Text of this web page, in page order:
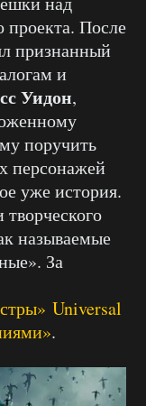
проекта. После
признанный
и
Уидон,
поручить
персонажей
уже история.
называемые
За
Universal
.